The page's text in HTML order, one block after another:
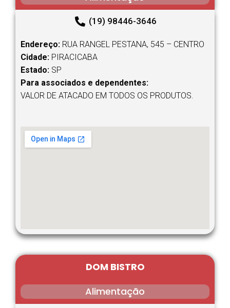
(19) 98446-3646
Endereço: RUA RANGEL PESTANA, 545 – CENTRO
Cidade: PIRACICABA
Estado: SP
Para associados e dependentes:
VALOR DE ATACADO EM TODOS OS PRODUTOS.
DOM BISTRO
Alimentação